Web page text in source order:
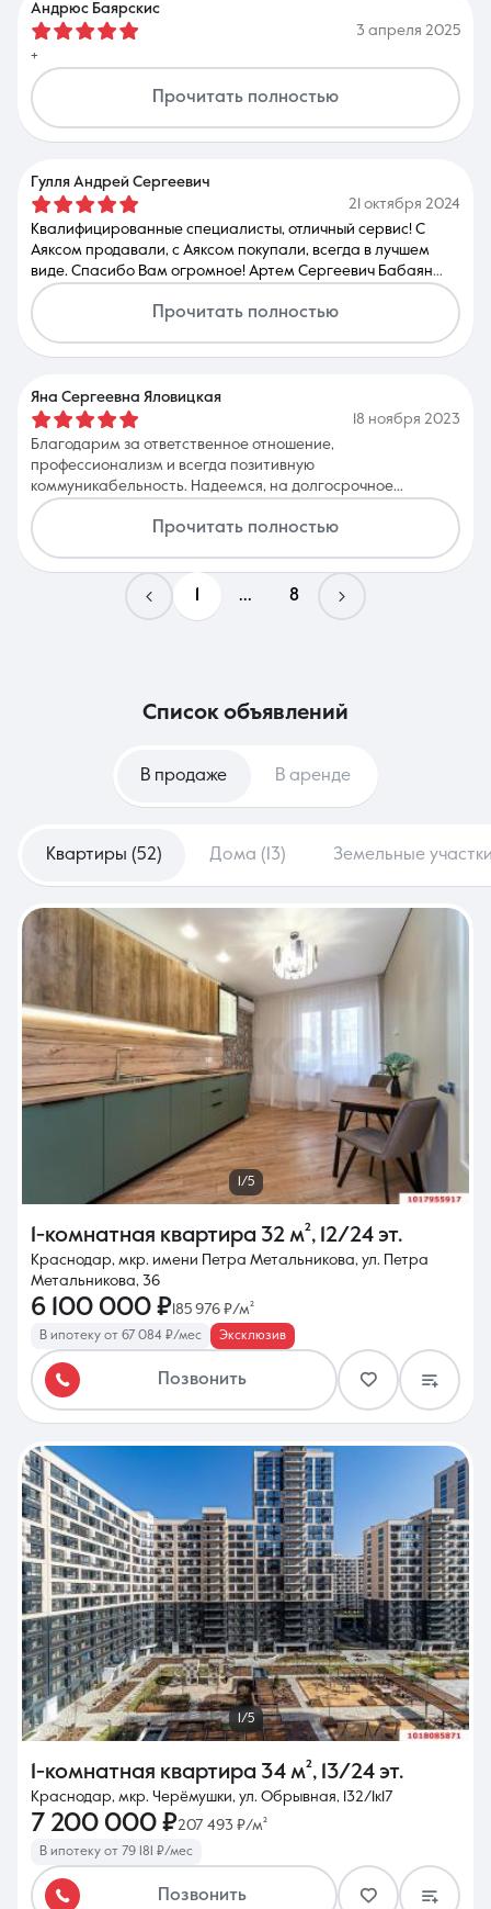
Андрюс Баярскис
3 апреля 2025
+
Прочитать полностью
Гулля Андрей Сергеевич
21 октября 2024
Квалифицированные специалисты, отличный сервис! С
Аяксом продавали, с Аяксом покупали, всегда в лучшем
виде. Спасибо Вам огромное! Артем Сергеевич Бабаян
лучший риэлтор! Спасибо!
Прочитать полностью
Яна Сергеевна Яловицкая
18 ноября 2023
Благодарим за ответственное отношение,
профессионализм и всегда позитивную
коммуникабельность. Надеемся, на долгосрочное
сотрудничество, а также желаем постоянных, ликвидных
Прочитать полностью
1 ... 8
список объявлений
В продаже В аренде
Квартиры (52) Дома (13) Земельные
1/5
1-комнатная квартира 32 м², 12/24 эт.
Краснодар, мкр. имени Петра Метальникова, ул. Петра
Метальникова, 36
6 100 000 ₽185 976 ₽/м²
В ипотеку от 67 084 ₽/мес Эксклюзив
Позвонить
1/5
1-комнатная квартира 34 м², 13/24 эт.
Краснодар, мкр. Черёмушки, ул. Обрывная, 132/1к17
7 200 000 ₽207 493 ₽/м²
В ипотеку от 79 181 ₽/мес
Позвонить